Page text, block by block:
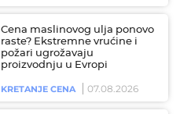
Cena maslinovog ulja ponovo
raste? Ekstremne vrućine i
požari ugrožavaju
proizvodnju u Evropi
KRETANJE CENA 07.08.2026